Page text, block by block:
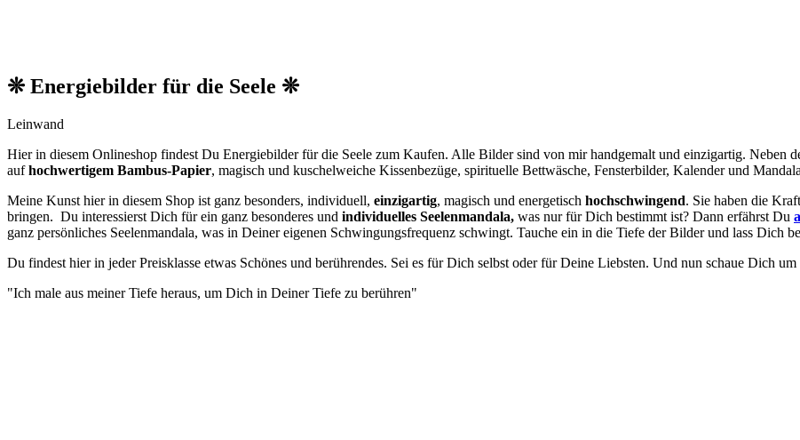
❊ Energiebilder für die Seele ❊
Leinwand
Hier in diesem Onlineshop findest Du Energiebilder für die Seele zum Kaufen. Alle Bilder sind von mir handgemalt und einzigartig. Neben
aufhochwertigem Bambus-Papier, magisch und kuschelweiche Kissenbezüge, spirituelle Bettwäsche, Fensterbilder, Kalender und
Meine Kunst hier in diesem Shop ist ganz besonders, individuell, einzigartig, magisch und energetisch hochschwingend. Sie haben die
bringen. Du interessierst Dich für ein ganz besonderes und individuelles Seelenmandala, was nur für Dich bestimmt ist? Dann erfährst Du
ganz persönliches Seelenmandala, was in Deiner eigenen Schwingungsfrequenz schwingt. Tauche ein in die Tiefe der Bilder und lass Dich
Du findest hier in jeder Preisklasse etwas Schönes und berührendes. Sei es für Dich selbst oder für Deine Liebsten. Und nun schaue Dich um
"Ich male aus meiner Tiefe heraus, um Dich in Deiner Tiefe zu berühren"